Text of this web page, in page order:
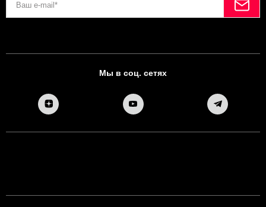
Мы в соц. сетях